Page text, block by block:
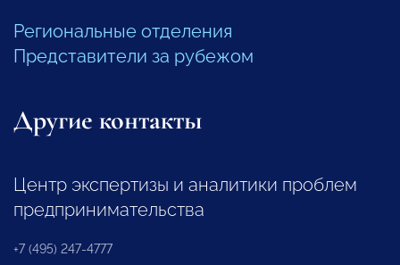
Региональные отделения
Представители за рубежом
Другие контакты
Центр экспертизы и аналитики проблем
предпринимательства
+7 (495) 247-4777